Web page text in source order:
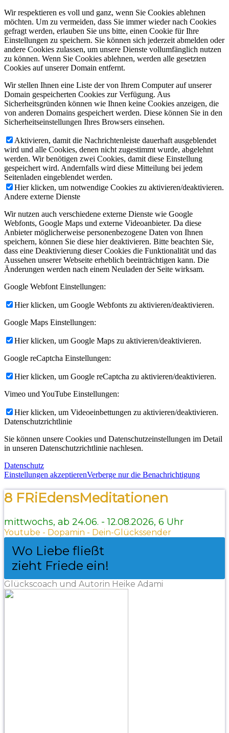
Wir respektieren es voll und ganz, wenn Sie Cookies ablehnen
möchten. Um zu vermeiden, dass Sie immer wieder nach Cookies
gefragt werden, erlauben Sie uns bitte, einen Cookie für Ihre
Einstellungen zu speichern. Sie können sich jederzeit abmelden oder
andere Cookies zulassen, um unsere Dienste vollumfänglich nutzen
zu können. Wenn Sie Cookies ablehnen, werden alle gesetzten
Cookies auf unserer Domain entfernt.
Wir stellen Ihnen eine Liste der von Ihrem Computer auf unserer
Domain gespeicherten Cookies zur Verfügung. Aus
Sicherheitsgründen können wie Ihnen keine Cookies anzeigen, die
von anderen Domains gespeichert werden. Diese können Sie in den
Sicherheitseinstellungen Ihres Browsers einsehen.
Aktivieren, damit die Nachrichtenleiste dauerhaft ausgeblendet
wird und alle Cookies, denen nicht zugestimmt wurde, abgelehnt
werden. Wir benötigen zwei Cookies, damit diese Einstellung
gespeichert wird. Andernfalls wird diese Mitteilung bei jedem
Seitenladen eingeblendet werden.
Hier klicken, um notwendige Cookies zu aktivieren/deaktivieren.
Andere externe Dienste
Wir nutzen auch verschiedene externe Dienste wie Google
Webfonts, Google Maps und externe Videoanbieter. Da diese
Anbieter möglicherweise personenbezogene Daten von Ihnen
speichern, können Sie diese hier deaktivieren. Bitte beachten Sie,
dass eine Deaktivierung dieser Cookies die Funktionalität und das
Aussehen unserer Webseite erheblich beeinträchtigen kann. Die
Änderungen werden nach einem Neuladen der Seite wirksam.
Google Webfont Einstellungen:
Hier klicken, um Google Webfonts zu aktivieren/deaktivieren.
Google Maps Einstellungen:
Hier klicken, um Google Maps zu aktivieren/deaktivieren.
Google reCaptcha Einstellungen:
Hier klicken, um Google reCaptcha zu aktivieren/deaktivieren.
Vimeo und YouTube Einstellungen:
Hier klicken, um Videoeinbettungen zu aktivieren/deaktivieren.
Datenschutzrichtlinie
Sie können unsere Cookies und Datenschutzeinstellungen im Detail
in unseren Datenschutzrichtlinie nachlesen.
Datenschutz
Einstellungen akzeptierenVerberge nur die Benachrichtigung
8 FRiEdensMeditationen
mittwochs, ab 24.06. - 12.08.2026, 6 Uhr
Youtube - Dopamin - Dein-Glückssender
Wo Liebe fließt
zieht Friede ein!
Glückscoach und Autorin Heike Adami